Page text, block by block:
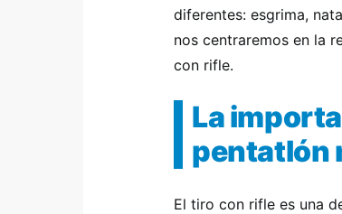
diferentes: esgrima,
nos centraremos en la
con rifle.
La
pentatlón
El tiro con rifle es una